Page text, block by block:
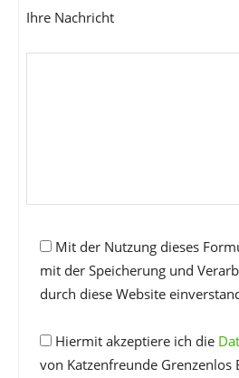
Ihre Nachricht
Mit der Nutzung dieses
mit der Speicherung und
durch diese Website
Hiermit akzeptiere ich die
von Katzenfreunde Grenzenlos